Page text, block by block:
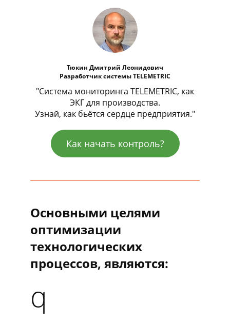
Тюкин Дмитрий Леонидович
Разработчик системы TELEMETRIC
"Система мониторинга TELEMETRIC, как
ЭКГ для производства.
Узнай, как бьётся сердце предприятия."
Как начать контроль?
Основными целями
оптимизации
технологических
процессов, являются:
q